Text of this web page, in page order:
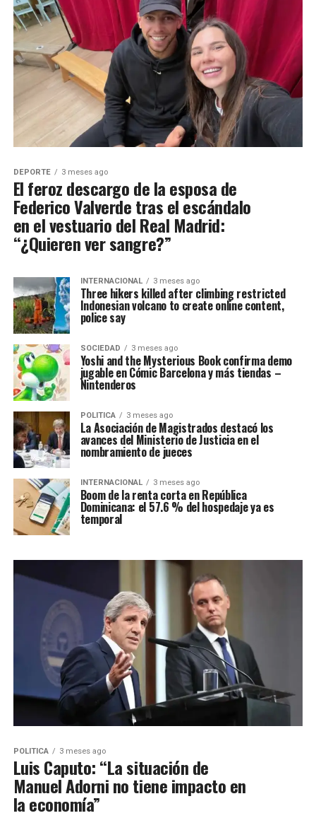
DEPORTE 3 meses ago
El feroz descargo de la esposa de
Federico Valverde tras el escándalo
en el vestuario del Real Madrid:
“¿Quieren ver sangre?”
INTERNACIONAL 3 meses ago
Three hikers killed after climbing restricted
Indonesian volcano to create online content,
police say
SOCIEDAD 3 meses ago
Yoshi and the Mysterious Book confirma demo
jugable en Cómic Barcelona y más tiendas –
Nintenderos
POLITICA 3 meses ago
La Asociación de Magistrados destacó los
avances del Ministerio de Justicia en el
nombramiento de jueces
INTERNACIONAL 3 meses ago
Boom de la renta corta en República
Dominicana: el 57.6 % del hospedaje ya es
temporal
POLITICA 3 meses ago
Luis Caputo: “La situación de
Manuel Adorni no tiene impacto en
la economía”